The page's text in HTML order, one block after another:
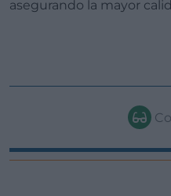
asegurando la mayor